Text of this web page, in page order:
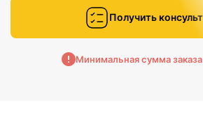
Получить
Минимальная сумма